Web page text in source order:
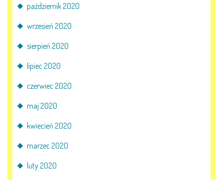
październik 2020
wrzesień 2020
sierpień 2020
lipiec 2020
czerwiec 2020
maj 2020
kwiecień 2020
marzec 2020
luty 2020